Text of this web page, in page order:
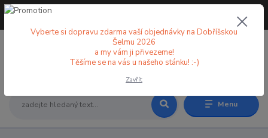
Menu
+420 773 998 582
Vyberte si dopravu zdarma vaší objednávky na Dobříšskou
Šelmu 2026
a my vám ji přivezeme!
Těšíme se na vás u našeho stánku! :-)
Zavřít